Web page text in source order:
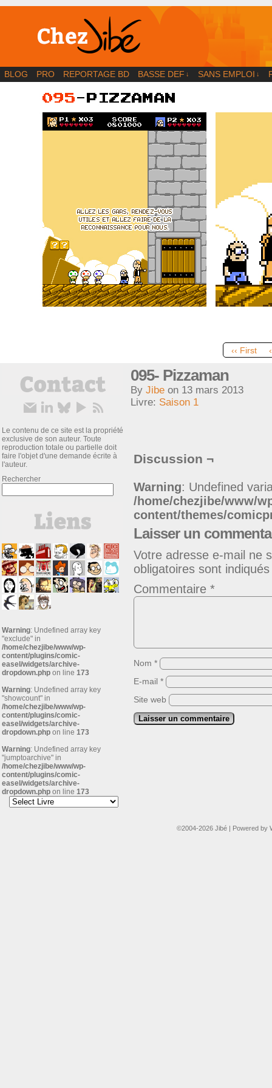
BD | Illustration | Blog
BLOG PRO REPORTAGE BD BASSE DEF ↓ SANS EMPLOI ↓
‹‹ First
Le contenu de ce site est la propriété
exclusive de son auteur. Toute
reproduction totale ou partielle doit
faire l'objet d'une demande écrite à
l'auteur.
Rechercher
Warning: Undefined array key
"exclude" in
/home/chezjibe/www/wp-
content/plugins/comic-
easel/widgets/archive-
dropdown.php on line 173
Warning: Undefined array key
"showcount" in
/home/chezjibe/www/wp-
content/plugins/comic-
easel/widgets/archive-
dropdown.php on line 173
Warning: Undefined array key
"jumptoarchive" in
/home/chezjibe/www/wp-
content/plugins/comic-
easel/widgets/archive-
dropdown.php on line 173
095- Pizzaman
By Jibe on 13 mars 2013
Livre: Saison 1
Discussion ¬
Warning: Undefined
/home/chezjibe/www/
content/themes/
Laisser un
Votre adresse e-mail ne
obligatoires sont
Commentaire *
Nom *
E-mail *
Site web
©2004-2026 Jibé | Powered by